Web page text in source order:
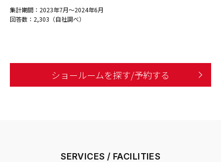
集計期間：2023年7月～2024年6月
回答数：2,303（自社調べ）
ショールームを探す/予約する
SERVICES / FACILITIES